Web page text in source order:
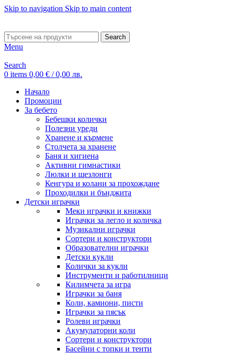
Skip to navigation Skip to main content
Search
Menu
Search
0 items 0,00 € / 0,00 лв.
Начало
Промоции
За бебето
Бебешки колички
Полезни уреди
Хранене и кърмене
Столчета за хранене
Баня и хигиена
Активни гимнастики
Люлки и шезлонги
Кенгура и колани за прохождане
Проходилки и бънджита
Детски играчки
Меки играчки и книжки
Играчки за легло и количка
Музикални играчки
Сортери и конструктори
Образователни играчки
Детски кукли
Колички за кукли
Инструменти и работилници
Килимчета за игра
Играчки за баня
Коли, камиони, писти
Играчки за пясък
Ролеви играчки
Акумулаторни коли
Сортери и конструктори
Басейни с топки и тенти